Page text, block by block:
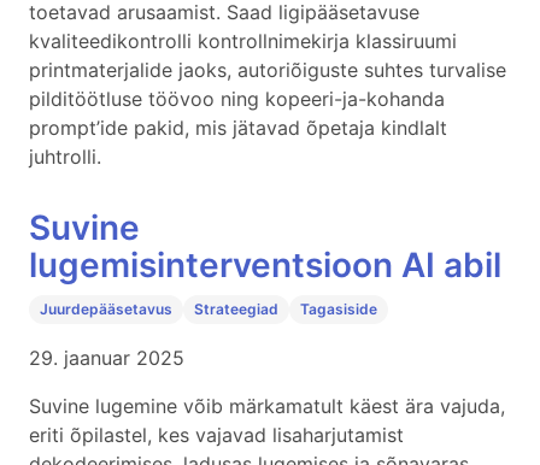
toetavad arusaamist. Saad ligipääsetavuse
kvaliteedikontrolli kontrollnimekirja klassiruumi
printmaterjalide jaoks, autoriõiguste suhtes turvalise
pilditöötluse töövoo ning kopeeri-ja-kohanda
prompt’ide pakid, mis jätavad õpetaja kindlalt
juhtrolli.
Suvine
lugemisinterventsioon AI abil
Juurdepääsetavus Strateegiad Tagasiside
29. jaanuar 2025
Suvine lugemine võib märkamatult käest ära vajuda,
eriti õpilastel, kes vajavad lisaharjutamist